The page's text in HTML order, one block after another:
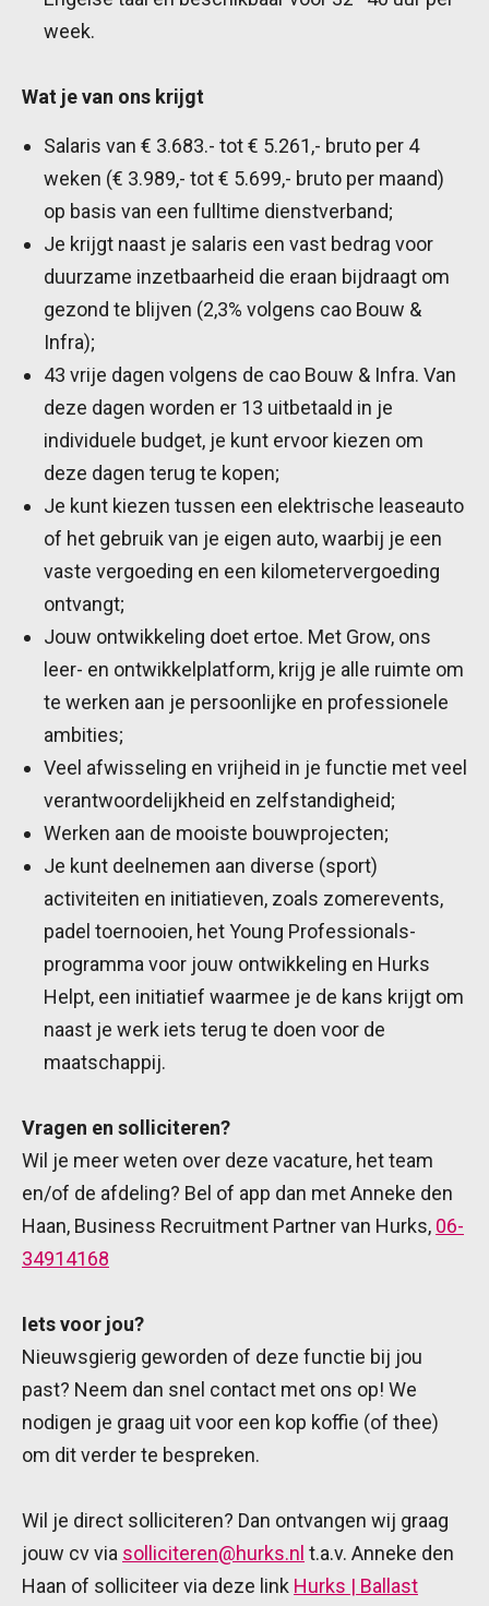
week.
Wat je van ons krijgt
Salaris van € 3.683.- tot € 5.261,- bruto per 4
weken (€ 3.989,- tot € 5.699,- bruto per maand)
op basis van een fulltime dienstverband;
Je krijgt naast je salaris een vast bedrag voor
duurzame inzetbaarheid die eraan bijdraagt om
gezond te blijven (2,3% volgens cao Bouw &
Infra);
43 vrije dagen volgens de cao Bouw & Infra. Van
deze dagen worden er 13 uitbetaald in je
individuele budget, je kunt ervoor kiezen om
deze dagen terug te kopen;
Je kunt kiezen tussen een elektrische leaseauto
of het gebruik van je eigen auto, waarbij je een
vaste vergoeding en een kilometervergoeding
ontvangt;
Jouw ontwikkeling doet ertoe. Met Grow, ons
leer- en ontwikkelplatform, krijg je alle ruimte om
te werken aan je persoonlijke en professionele
ambities;
Veel afwisseling en vrijheid in je functie met veel
verantwoordelijkheid en zelfstandigheid;
Werken aan de mooiste bouwprojecten;
Je kunt deelnemen aan diverse (sport)
activiteiten en initiatieven, zoals zomerevents,
padel toernooien, het Young Professionals-
programma voor jouw ontwikkeling en Hurks
Helpt, een initiatief waarmee je de kans krijgt om
naast je werk iets terug te doen voor de
maatschappij.
Vragen en solliciteren?
Wil je meer weten over deze vacature, het team
en/of de afdeling? Bel of app dan met Anneke den
Haan, Business Recruitment Partner van Hurks, 06-
34914168
Iets voor jou?
Nieuwsgierig geworden of deze functie bij jou
past? Neem dan snel contact met ons op! We
nodigen je graag uit voor een kop koffie (of thee)
om dit verder te bespreken.
Wil je direct solliciteren? Dan ontvangen wij graag
jouw cv via solliciteren@hurks.nl t.a.v. Anneke den
Haan of solliciteer via deze link Hurks | Ballast